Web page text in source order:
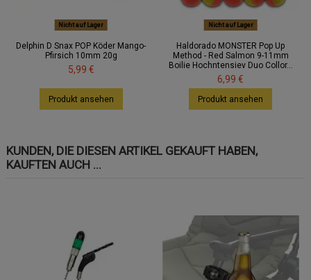
Nicht auf Lager
Delphin D Snax POP Köder Mango-
Pfirsich 10mm 20g
5,99 €
Produkt ansehen
Nicht auf Lager
Haldorado MONSTER Pop Up
Method - Red Salmon 9-11mm
Boilie Hochntensiev Duo Collor...
6,99 €
Produkt ansehen
KUNDEN, DIE DIESEN ARTIKEL GEKAUFT HABEN,
KAUFTEN AUCH ...